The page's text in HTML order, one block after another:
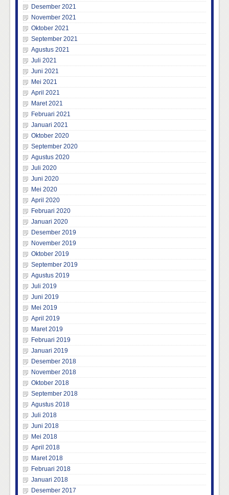
Desember 2021
November 2021
Oktober 2021
September 2021
Agustus 2021
Juli 2021
Juni 2021
Mei 2021
April 2021
Maret 2021
Februari 2021
Januari 2021
Oktober 2020
September 2020
Agustus 2020
Juli 2020
Juni 2020
Mei 2020
April 2020
Februari 2020
Januari 2020
Desember 2019
November 2019
Oktober 2019
September 2019
Agustus 2019
Juli 2019
Juni 2019
Mei 2019
April 2019
Maret 2019
Februari 2019
Januari 2019
Desember 2018
November 2018
Oktober 2018
September 2018
Agustus 2018
Juli 2018
Juni 2018
Mei 2018
April 2018
Maret 2018
Februari 2018
Januari 2018
Desember 2017